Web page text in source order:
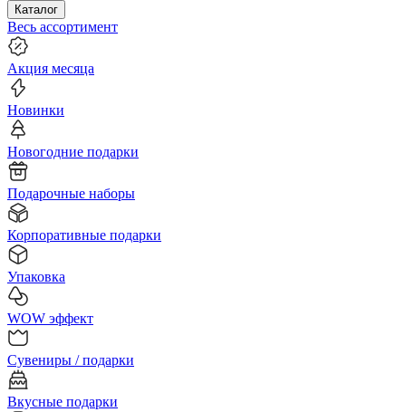
Каталог
Весь ассортимент
Акция месяца
Новинки
Новогодние подарки
Подарочные наборы
Корпоративные подарки
Упаковка
WOW эффект
Сувениры / подарки
Вкусные подарки